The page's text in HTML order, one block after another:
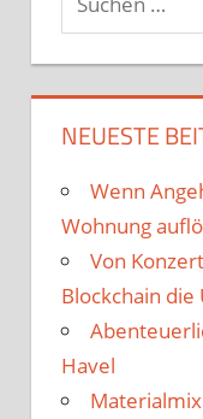
NEUESTE
Wenn
Wohnung
Von
Blockchain
Havel